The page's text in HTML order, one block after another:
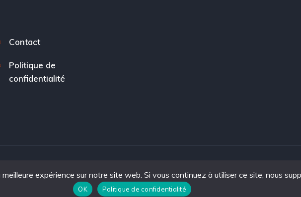
Contact
Politique de
confidentialité
expérience sur notre site web. Si vous continuez à utiliser ce site, nous
OK Politique de confidentialité